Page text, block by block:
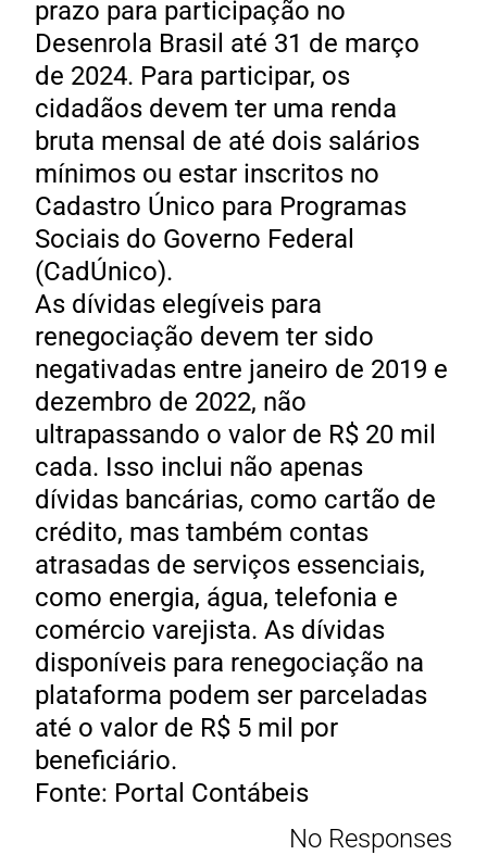
prazo para participação no
Desenrola Brasil até 31 de março
de 2024. Para participar, os
cidadãos devem ter uma renda
bruta mensal de até dois salários
mínimos ou estar inscritos no
Cadastro Único para Programas
Sociais do Governo Federal
(CadÚnico).
As dívidas elegíveis para
renegociação devem ter sido
negativadas entre janeiro de 2019 e
dezembro de 2022, não
ultrapassando o valor de R$ 20 mil
cada. Isso inclui não apenas
dívidas bancárias, como cartão de
crédito, mas também contas
atrasadas de serviços essenciais,
como energia, água, telefonia e
comércio varejista. As dívidas
disponíveis para renegociação na
plataforma podem ser parceladas
até o valor de R$ 5 mil por
beneficiário.
Fonte: Portal Contábeis
No Responses